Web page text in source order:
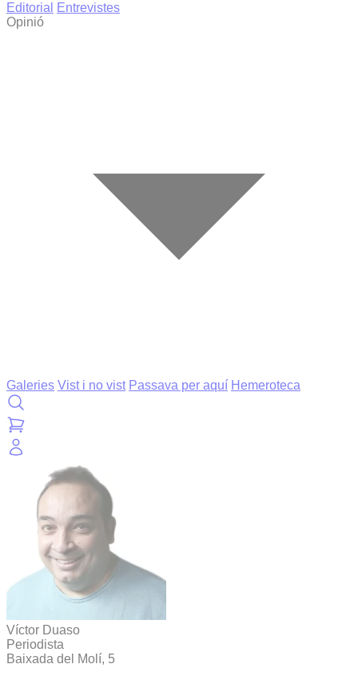
Editorial
Entrevistes
Opinió
Galeries Vist i no vist Passava per aquí Hemeroteca
Víctor Duaso
Periodista
Baixada del Molí, 5